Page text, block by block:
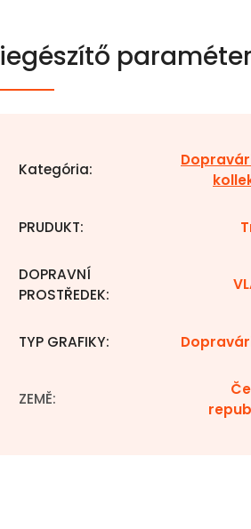
Kategória:
PRUDUKT:
DOPRAVNÍ
PROSTŘEDEK:
TYP GRAFIKY:
ZEMĚ: